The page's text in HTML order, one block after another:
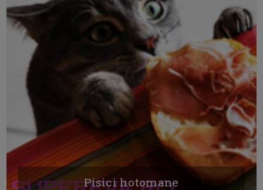
Pisici hotomane